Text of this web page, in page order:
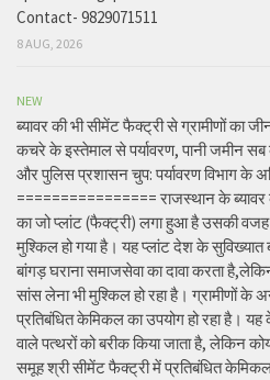
Contact- 9829071511
8 AUG, 2026
NEW
ब्यावर की भी सीमेंट फैक्ट्री से ग्रामीणों का
कचरे के इस्तेमाल से पर्यावरण, पानी जमीन सब
और पुलिस प्रशासन चुप: पर्यावरण विभाग के
================ राजस्थान के
का जो प्लांट (फैक्ट्री) लगा हुआ है उसकी
मुश्किल हो गया है। यह प्लांट देश के सुविख्यात
बांगड़ घराना समाजसेवा का दावा करता
सांस लेना भी मुश्किल हो रहा है। ग्रामीणों
प्रतिबंधित केमिकल का उपयोग हो रहा है।
वाले पत्थरों को बरीक किया जाता है, लेकिन
समूह श्री सीमेंट फैक्ट्री में प्रतिबंधित